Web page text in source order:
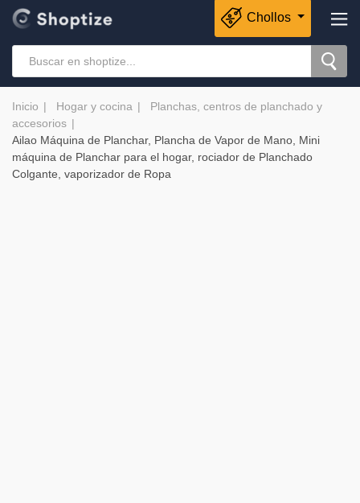
Chollos
Inicio Hogar y cocina
Planchas, centros de planchado y
accesorios
Ailao Máquina de Planchar, Plancha de Vapor de Mano, Mini
máquina de Planchar para el hogar, rociador de Planchado
Colgante, vaporizador de Ropa